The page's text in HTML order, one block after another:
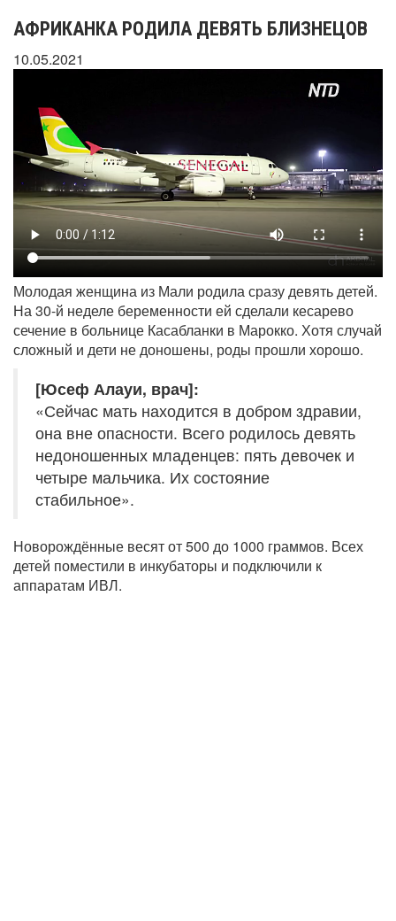
АФРИКАНКА РОДИЛА ДЕВЯТЬ БЛИЗНЕЦОВ
10.05.2021
Молодая женщина из Мали родила сразу девять детей.
На 30-й неделе беременности ей сделали кесарево
сечение в больнице Касабланки в Марокко. Хотя случай
сложный и дети не доношены, роды прошли хорошо.
[Юсеф Алауи, врач]:
«Сейчас мать находится в добром здравии,
она вне опасности. Всего родилось девять
недоношенных младенцев: пять девочек и
четыре мальчика. Их состояние
стабильное».
Новорождённые весят от 500 до 1000 граммов. Всех
детей поместили в инкубаторы и подключили к
аппаратам ИВЛ.